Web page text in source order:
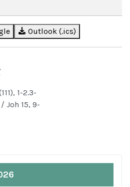
Outlook (.ics)
1-2.3-
Joh 15, 9-